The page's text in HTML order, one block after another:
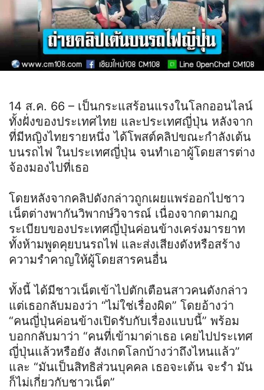
14 ส.ค. 66 – เป็นกระแสร้อนแรงในโลกออนไลน์
ทั้งฝั่งของประเทศไทย และประเทศญี่ปุ่น หลังจาก
ที่มีหญิงไทยรายหนึ่ง ได้โพสต์คลิปขณะกำลังเต้น
บนรถไฟ ในประเทศญี่ปุ่น จนทำเอาผู้โดยสารต่าง
จ้องมองไปที่เธอ
โดยหลังจากคลิปดังกล่าวถูกเผยแพร่ออกไปชาว
เน็ตต่างพากันวิพากษ์วิจารณ์ เนื่องจากตามกฎ
ระเบียบของประเทศญี่ปุ่นค่อนข้างเคร่งมารยาท
ทั้งห้ามพูดคุยบนรถไฟ และส่งเสียงดังหรือสร้าง
ความรำคาญให้ผู้โดยสารคนอื่น
ทั้งนี้ ได้มีชาวเน็ตเข้าไปตักเตือนสาวคนดังกล่าว
แต่เธอกลับมองว่า “ไม่ใช่เรื่องผิด” โดยอ้างว่า
“คนญี่ปุ่นค่อนข้างเปิดรับกับเรื่องแบบนี้” พร้อม
บอกกลับมาว่า “คนที่เข้ามาด่าเธอ เคยไปประเทศ
ญี่ปุ่นแล้วหรือยัง สังเกตโลกบ้างว่าถึงไหนแล้ว”
และ “มันเป็นสิทธิส่วนบุคคล เธอจะเต้น จะรำ มัน
ก็ไม่เกี่ยวกับชาวเน็ต”